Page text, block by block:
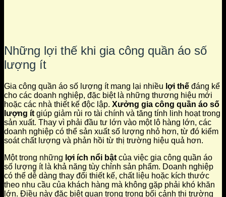
Những lợi thế khi gia công quần áo số
lượng ít
Gia công quần áo số lượng ít mang lại nhiều lợi thế đáng kể
cho các doanh nghiệp, đặc biệt là những thương hiệu mới
hoặc các nhà thiết kế độc lập. Xưởng gia công quần áo số
lượng ít giúp giảm rủi ro tài chính và tăng tính linh hoạt trong
sản xuất. Thay vì phải đầu tư lớn vào một lô hàng lớn, các
doanh nghiệp có thể sản xuất số lượng nhỏ hơn, từ đó kiểm
soát chất lượng và phản hồi từ thị trường hiệu quả hơn.
Một trong những lợi ích nổi bật của việc gia công quần áo
số lượng ít là khả năng tùy chỉnh sản phẩm. Doanh nghiệp
có thể dễ dàng thay đổi thiết kế, chất liệu hoặc kích thước
theo nhu cầu của khách hàng mà không gặp phải khó khăn
lớn. Điều này đặc biệt quan trọng trong bối cảnh thị trường